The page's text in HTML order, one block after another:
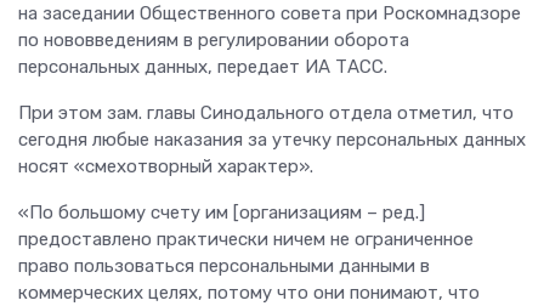
на заседании Общественного совета при Роскомнадзоре
по нововведениям в регулировании оборота
персональных данных, передает ИА ТАСС.
При этом зам. главы Синодального отдела отметил, что
сегодня любые наказания за утечку персональных данных
носят «смехотворный характер».
«По большому счету им [организациям – ред.]
предоставлено практически ничем не ограниченное
право пользоваться персональными данными в
коммерческих целях, потому что они понимают, что